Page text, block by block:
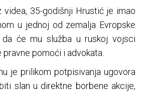
videa, 35-godišnji Hrustić je imao
u jednoj od zemalja Evropske
će mu služba u ruskoj vojsci
pomoći i advokata.
je prilikom potpisivanja ugovora
slan u direktne borbene akcije,